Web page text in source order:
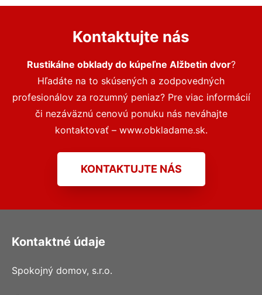
Kontaktujte nás
Rustikálne obklady do kúpeľne Alžbetin dvor?
Hľadáte na to skúsených a zodpovedných
profesionálov za rozumný peniaz? Pre viac informácií
či nezáväznú cenovú ponuku nás neváhajte
kontaktovať – www.obkladame.sk.
KONTAKTUJTE NÁS
Kontaktné údaje
Spokojný domov, s.r.o.